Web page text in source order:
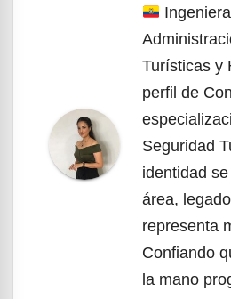
Turísticas y
perfil de
Seguridad
identidad
área,
representa
Confiando
la mano